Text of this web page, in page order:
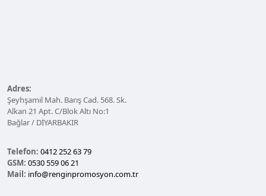
Adres:
Şeyhşamil Mah. Barış Cad. 568. Sk.
Alkan 21 Apt. C/Blok Altı No:1
Bağlar / DİYARBAKIR
Telefon: 0412 252 63 79
GSM: 0530 559 06 21
Mail: info@renginpromosyon.com.tr